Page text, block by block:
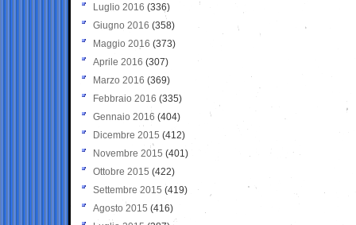
Luglio 2016 (336)
Giugno 2016 (358)
Maggio 2016 (373)
Aprile 2016 (307)
Marzo 2016 (369)
Febbraio 2016 (335)
Gennaio 2016 (404)
Dicembre 2015 (412)
Novembre 2015 (401)
Ottobre 2015 (422)
Settembre 2015 (419)
Agosto 2015 (416)